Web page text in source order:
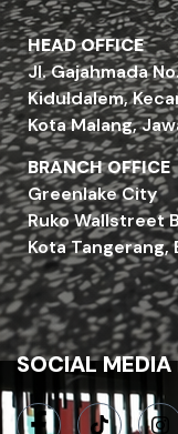
HEAD OFFICE
Jl. Gajahmada
Kiduldalem,
Kota Malang,
BRANCH OFFICE
Greenlake City
Ruko Wallstreet
Kota Tangerang,
SOCIAL MEDIA